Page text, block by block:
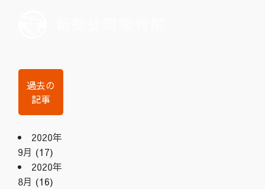
過去の
記事
2020年
9月 (17)
2020年
8月 (16)